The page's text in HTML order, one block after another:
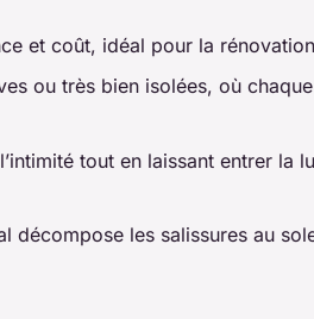
et coût, idéal pour la
ou très bien isolées, où
tout en laissant entrer la
décompose les salissures au